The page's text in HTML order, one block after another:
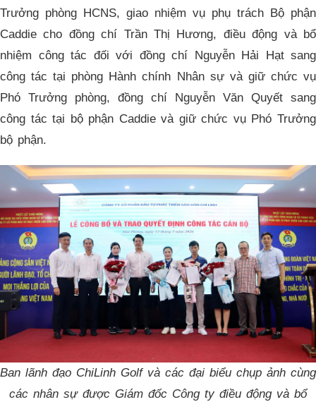
Trưởng phòng HCNS, giao nhiệm vụ phụ trách Bộ phận
Caddie cho đồng chí Trần Thị Hương, điều động và bổ
nhiệm công tác đối với đồng chí Nguyễn Hải Hạt sang
công tác tại phòng Hành chính Nhân sự và giữ chức vụ
Phó Trưởng phòng, đồng chí Nguyễn Văn Quyết sang
công tác tại bộ phận Caddie và giữ chức vụ Phó Trưởng
bộ phận.
Ban lãnh đạo ChiLinh Golf và các đại biểu chụp ảnh cùng
các nhân sự được Giám đốc Công ty điều động và bổ